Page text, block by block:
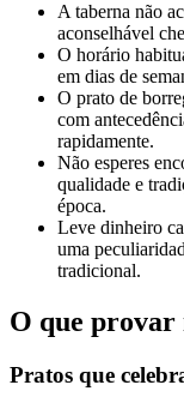
A taberna não
aconselhável
O horário
em dias de
O prato de
com
rapidamente.
Não esperes
qualidade e
época.
Leve dinheiro
uma
tradicional.
O que provar
Pratos que